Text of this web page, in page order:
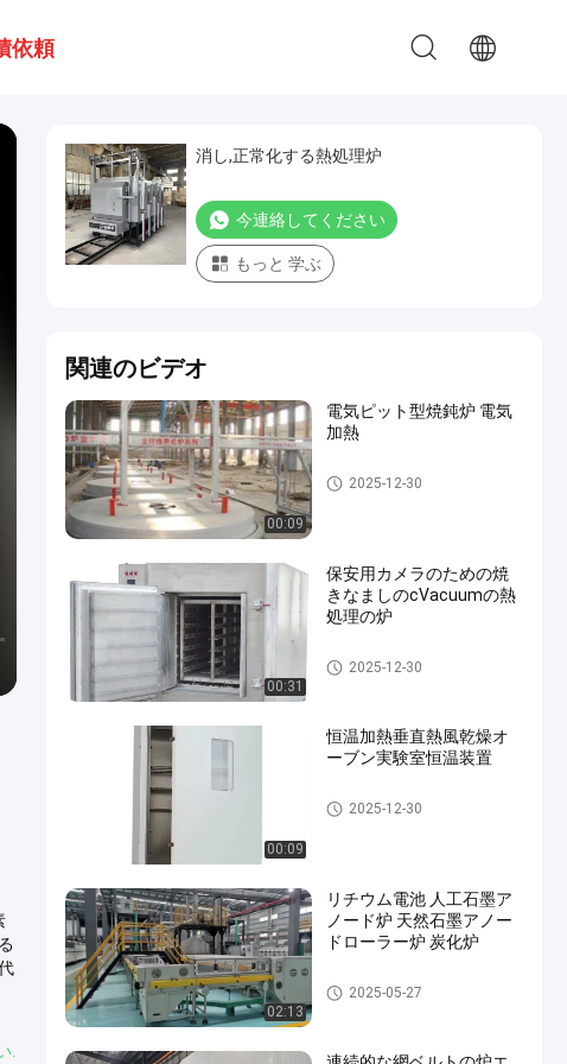
依頼
.
消し,正常化する熱処理炉
今連絡してください
もっと 学ぶ
関連のビデオ
00:09
電気ピット型焼鈍炉 電気
加熱
熱処理炉
2025-12-30
00:31
保安用カメラのための焼
きなましのcVacuumの熱
処理の炉
熱処理炉
2025-12-30
00:09
恒温加熱垂直熱風乾燥オ
ーブン実験室恒温装置
乾燥炉2025-12-30
02:13
リチウム電池 人工石墨ア
ノード炉 天然石墨アノー
ドローラー炉 炭化炉
ローラー炉炉
2025-05-27